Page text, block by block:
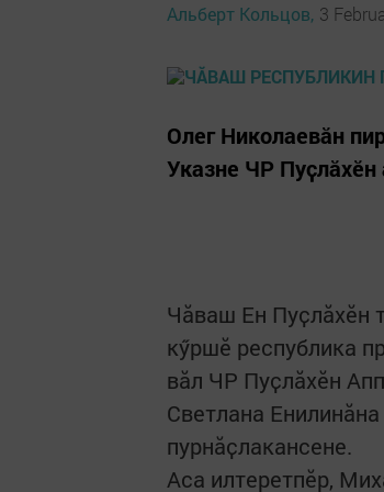
Альберт Кольцов, 3
Олег Николаевӑн
Указне ЧР Пуҫлӑхӗн
Чӑваш Ен Пуҫлӑхӗн
кӳршӗ республика
вӑл ЧР Пуҫлӑхӗн
Светлана
пурнӑҫлакансене.
Аса илтеретпӗр,